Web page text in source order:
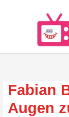
Fabian
Augen